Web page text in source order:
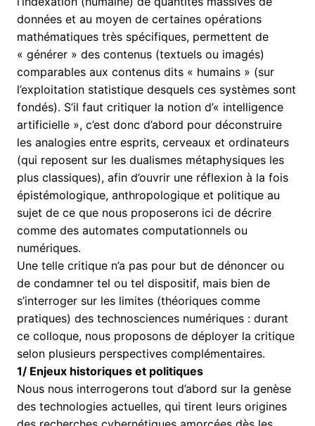
données et au moyen de certaines opérations
mathématiques très spécifiques, permettent de
« générer » des contenus (textuels ou imagés)
comparables aux contenus dits « humains » (sur
l’exploitation statistique desquels ces systèmes sont
fondés). S’il faut critiquer la notion d’« intelligence
artificielle », c’est donc d’abord pour déconstruire
les analogies entre esprits, cerveaux et ordinateurs
(qui reposent sur les dualismes métaphysiques les
plus classiques), afin d’ouvrir une réflexion à la fois
épistémologique, anthropologique et politique au
sujet de ce que nous proposerons ici de décrire
comme des automates computationnels ou
numériques.
Une telle critique n’a pas pour but de dénoncer ou
de condamner tel ou tel dispositif, mais bien de
s’interroger sur les limites (théoriques comme
pratiques) des technosciences numériques : durant
ce colloque, nous proposons de déployer la critique
selon plusieurs perspectives complémentaires.
1/ Enjeux historiques et politiques
Nous nous interrogerons tout d’abord sur la genèse
des technologies actuelles, qui tirent leurs origines